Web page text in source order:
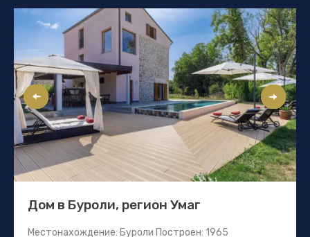
Дом в Буроли, регион Умаг
Местонахождение: Буроли Построен: 1965